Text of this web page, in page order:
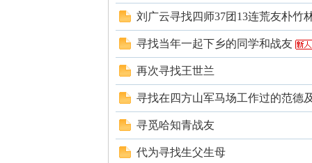
刘广云寻找四师37团13连荒友朴竹
寻找当年一起下乡的同学和战友
再次寻找王世兰
寻找在四方山军马场工作过的范德
寻觅哈知青战友
代为寻找生父生母